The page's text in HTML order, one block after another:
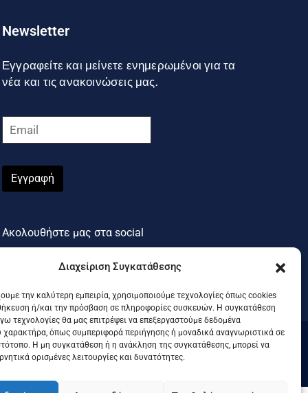
Διαχείριση Συγκατάθεσης
την καλύτερη εμπειρία, χρησιμοποιούμε τεχνολογίες όπως cookies
ή/και την πρόσβαση σε πληροφορίες συσκευών. Η συγκατάθεση
τεχνολογίες θα μας επιτρέψει να επεξεργαστούμε δεδομένα
όπως συμπεριφορά περιήγησης ή μοναδικά αναγνωριστικά σε
Η μη συγκατάθεση ή η ανάκληση της συγκατάθεσης, μπορεί να
ορισμένες λειτουργίες και δυνατότητες.
Newsletter
Εγγραφείτε και μείνετε ενημερωμένοι για τα
νέα και τις ανακοινώσεις μας.
Εγγραφή
Ακολουθήστε μας στα social